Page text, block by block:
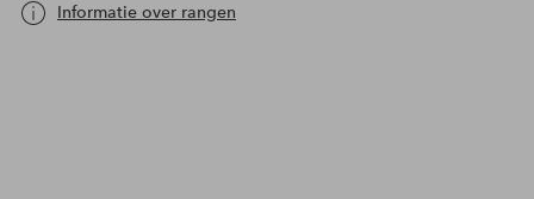
Informatie over rangen